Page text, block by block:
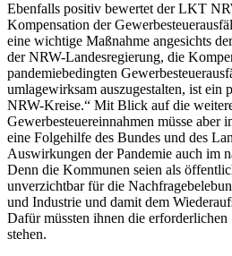
Ebenfalls positiv bewertet der LKT
Kompensation der
eine wichtige Maßnahme angesichts
der NRW-Landesregierung, die
pandemiebedingten
umlagewirksam auszugestalten, ist ein
NRW-Kreise.“ Mit Blick auf die
Gewerbesteuereinnahmen müsse aber
eine Folgehilfe des Bundes und des
Auswirkungen der Pandemie auch im
Denn die Kommunen seien als
unverzichtbar für die
und Industrie und damit dem
Dafür müssten ihnen die
stehen.